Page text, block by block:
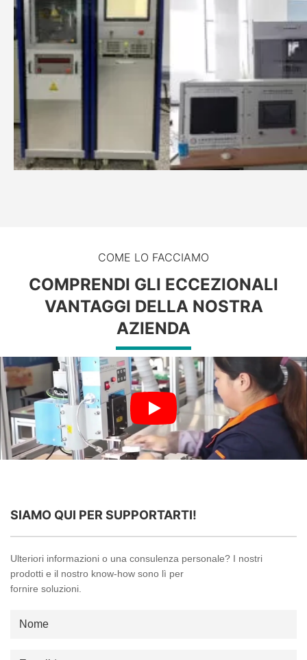
COME LO FACCIAMO
COMPRENDI GLI ECCEZIONALI
VANTAGGI DELLA NOSTRA
AZIENDA
SIAMO QUI PER SUPPORTARTI!
Ulteriori informazioni o una consulenza personale? I nostri
prodotti e il nostro know-how sono lì per
fornire soluzioni.